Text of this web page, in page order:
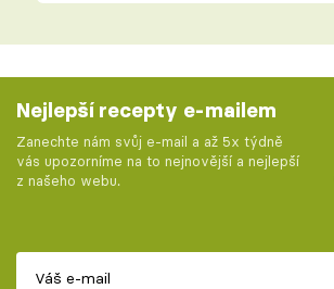
Nejlepší recepty e-mailem
Zanechte nám svůj e-mail a až 5x týdně
vás upozorníme na to nejnovější a nejlepší
z našeho webu.